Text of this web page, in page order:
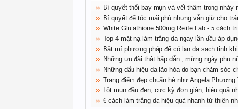
Bí quyết thổi bay mụn và vết thâm trong nháy
Bí quyết để tóc mái phủ nhưng vẫn giữ cho
White Glutathione 500mg Relife Lab - 5 cách
Top 4 mặt nạ làm trắng da ngay lần đầu áp
Bật mí phương pháp để có làn da sạch tinh
Những ưu đãi thật hấp dẫn , mừng ngày phụ
Những dấu hiệu da lão hóa do bạn chăm sóc
Trang điểm đẹp chuẩn hè như Angela Phương
Lột mụn đầu đen, cực kỳ đơn giản, hiệu quả
6 cách làm trắng da hiệu quả nhanh từ thiên